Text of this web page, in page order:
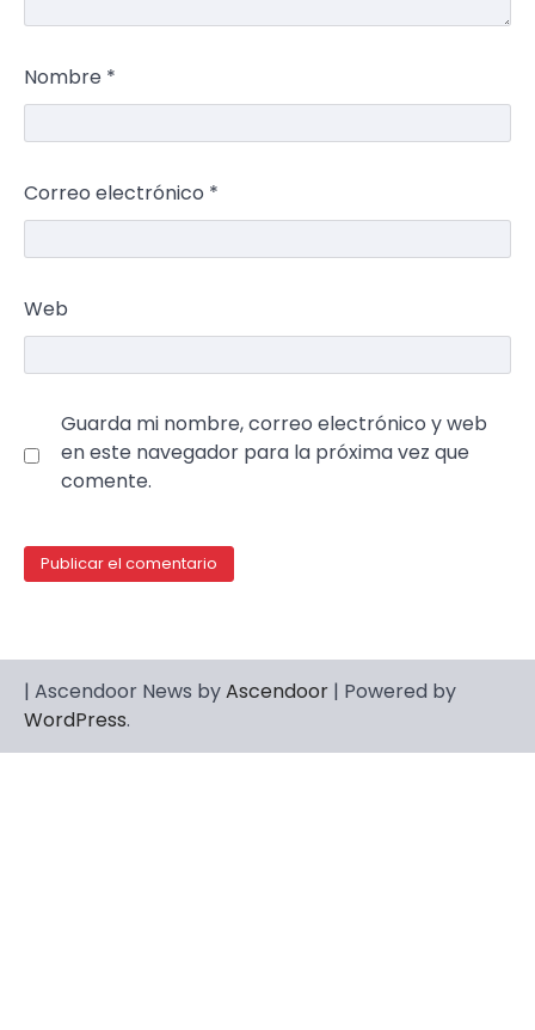
Nombre *
Correo electrónico *
Web
Guarda mi nombre, correo electrónico y web
en este navegador para la próxima vez que
comente.
| Ascendoor News byAscendoor | Powered by
WordPress.